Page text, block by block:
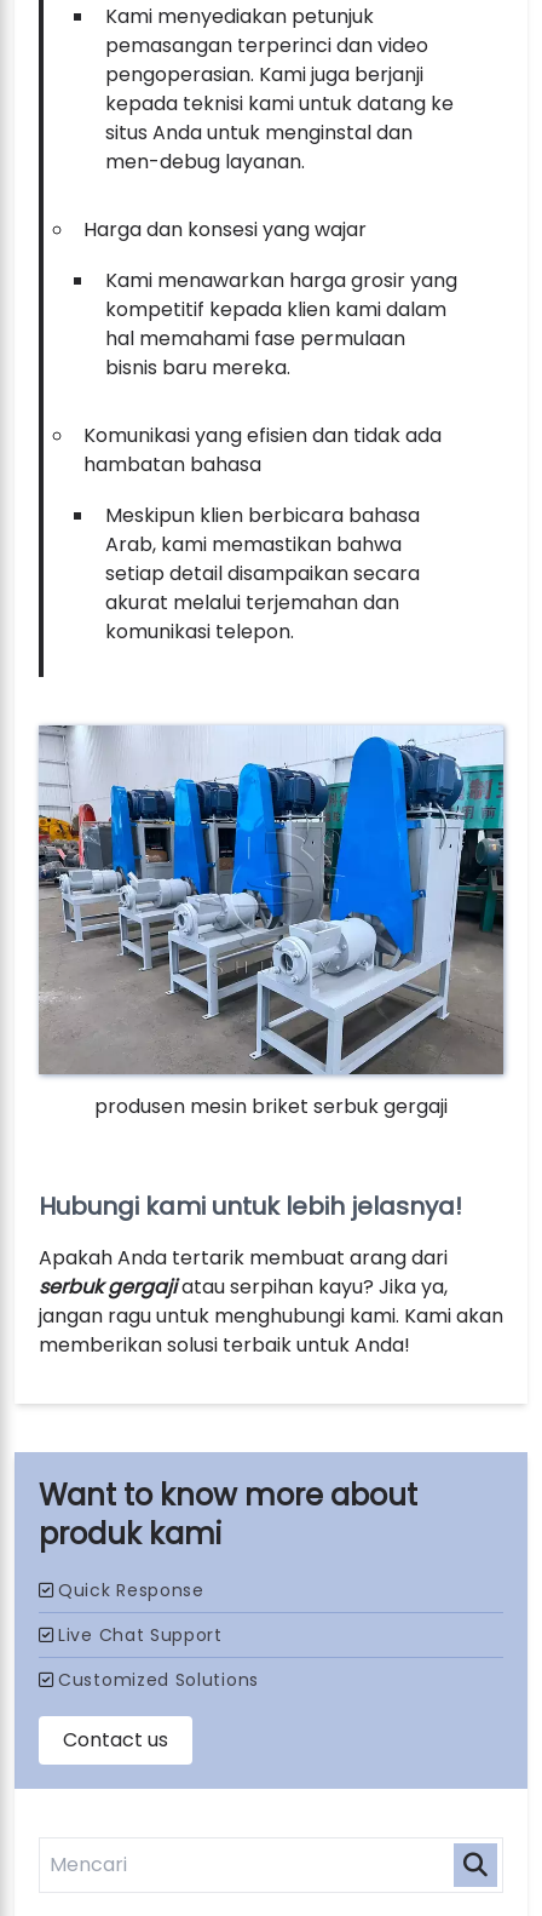
produk kami
Kami menyediakan petunjuk
pemasangan terperinci dan video
pengoperasian. Kami juga berjanji
kepada teknisi kami untuk datang ke
situs Anda untuk menginstal dan
men-debug layanan.
Harga dan konsesi yang wajar
Kami menawarkan harga grosir yang
kompetitif kepada klien kami dalam
hal memahami fase permulaan
bisnis baru mereka.
Komunikasi yang efisien dan tidak ada
hambatan bahasa
Meskipun klien berbicara bahasa
Arab, kami memastikan bahwa
setiap detail disampaikan secara
akurat melalui terjemahan dan
komunikasi telepon.
produsen mesin briket serbuk gergaji
Hubungi kami untuk lebih jelasnya!
Apakah Anda tertarik membuat arang dari
serbuk gergajiatau serpihan kayu? Jika ya,
jangan ragu untuk menghubungi kami. Kami akan
memberikan solusi terbaik untuk Anda!